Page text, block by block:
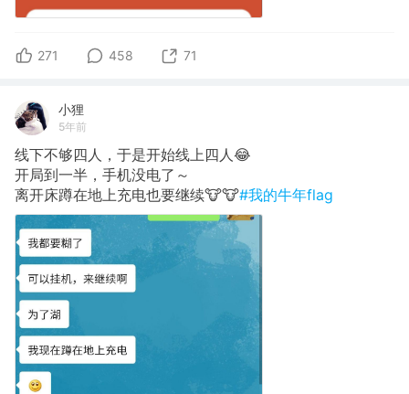
271 458 71
小狸
5年前
线下不够四人，于是开始线上四人😂
开局到一半，手机没电了～
离开床蹲在地上充电也要继续🐮🐮#我的牛年flag